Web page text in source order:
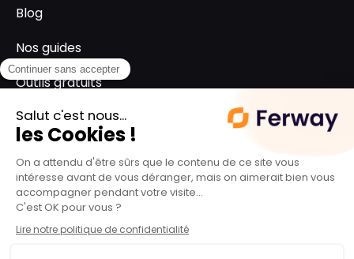
Blog
Nos guides
Outils gratuits
L'équipe ferway
Le groupe Spartes